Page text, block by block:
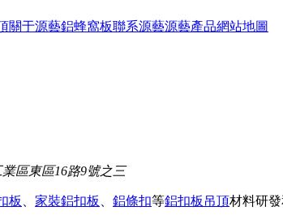
關于源藝鋁蜂窩板聯系源藝源藝產品網站地圖
區東區16路9號之三
板 、 家裝鋁扣板 、 鋁條扣等鋁扣板吊頂材料研發